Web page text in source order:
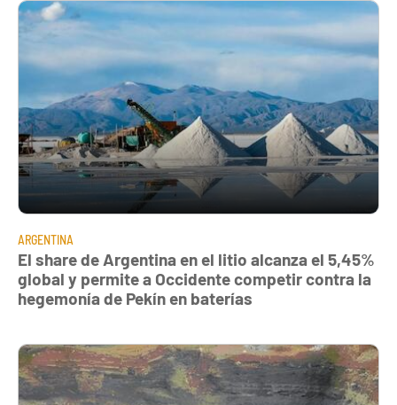
ARGENTINA
El share de Argentina en el litio alcanza el 5,45%
global y permite a Occidente competir contra la
hegemonía de Pekín en baterías